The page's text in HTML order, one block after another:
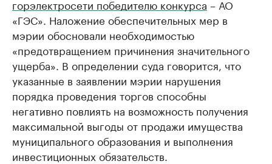
горэлектросети победителю конкурса – АО
«ГЭС». Наложение обеспечительных мер в
мэрии обосновали необходимостью
«предотвращением причинения значительного
ущерба». В определении суда говорится, что
указанные в заявлении мэрии нарушения
порядка проведения торгов способны
негативно повлиять на возможность получения
максимальной выгоды от продажи имущества
муниципального образования и выполнения
инвестиционных обязательств.